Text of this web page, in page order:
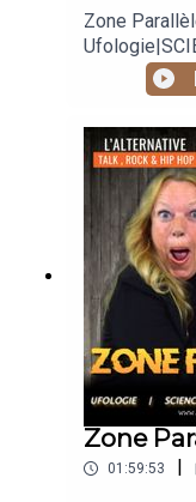
Zone
Animé par
https://
https://
https://
https://
https://
Zone
01:59:53